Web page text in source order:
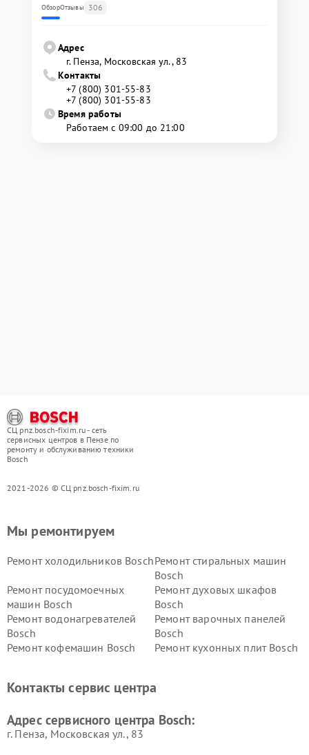
ОбзорОтзывы 306
Адрес
г. Пенза, Московская ул., 83
Контакты
+7 (800) 301-55-83
+7 (800) 301-55-83
Время работы
Работаем с 09:00 до 21:00
СЦ pnz.bosch-fixim.ru - сеть
сервисных центров в Пензе по
ремонту и обслуживанию техники
Bosch
2021-2026 © СЦ pnz.bosch-fixim.ru
Мы ремонтируем
Ремонт холодильников BoschРемонт стиральных машин
Bosch
Ремонт посудомоечных
машин Bosch
Ремонт духовых шкафов
Bosch
Ремонт водонагревателей
Bosch
Ремонт варочных панелей
Bosch
Ремонт кофемашин Bosch
Ремонт кухонных плит Bosch
Ремонт сушильных автоматовРемонт морозильных камер
Контакты сервис центра
Адрес сервисного центра Bosch:
г. Пенза, Московская ул., 83